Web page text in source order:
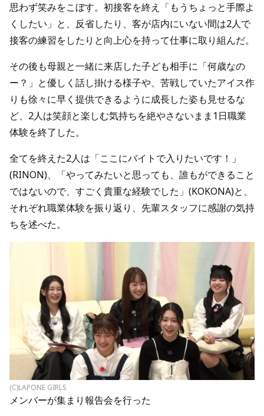
思わず笑みをこぼす。初接客を終え「もうちょっと手際よ
くしたい」と、反省したり、客が店内にいない間は2人で
接客の練習をしたりと向上心を持って仕事に取り組んだ。
その後も母親と一緒に来店した子ども相手に「何歳なの
ー？」と優しく話し掛ける様子や、苦戦していたアイス作
りも徐々に早く提供できるように成長した姿も見せるな
ど、2人は笑顔と楽しむ気持ちを絶やさないまま1日職業
体験を終了した。
全てを終えた2人は「ここにバイトで入りたいです！」
(RINON)、「やってみたいと思っても、誰もができること
ではないので、すごく貴重な経験でした」(KOKONA)と、
それぞれ職業体験を振り返り、先輩スタッフに感謝の気持
ちを述べた。
(C)LAPONE GIRLS
メンバーが集まり報告会を行った